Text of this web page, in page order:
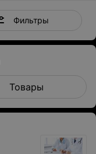
Фильтры
Товары